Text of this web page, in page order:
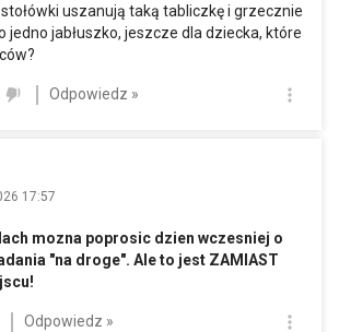
uszanują taką tabliczkę i grzecznie
jedno jabłuszko, jeszcze dla dziecka, które
Odpowiedz »
17:57
mozna poprosic dzien wczesniej o
"na droge". Ale to jest ZAMIAST
Odpowiedz »